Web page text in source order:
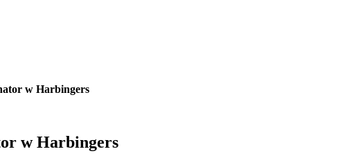
w Harbingers
w Harbingers